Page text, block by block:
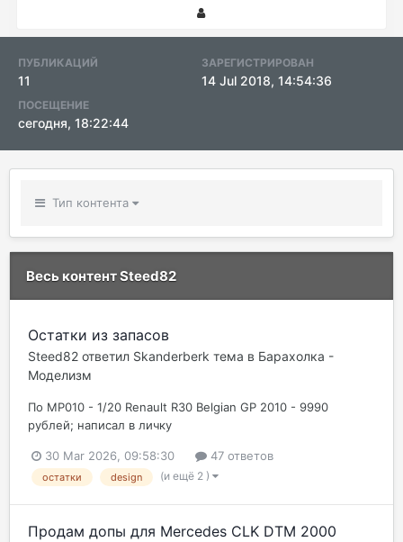
ПУБЛИКАЦИЙ
11
ЗАРЕГИСТРИРОВАН
14 Jul 2018, 14:54:36
ПОСЕЩЕНИЕ
сегодня, 18:22:44
Тип контента
Весь контент Steed82
Остатки из запасов
Steed82 ответил Skanderberk тема в Барахолка -
Моделизм
По MP010 - 1/20 Renault R30 Belgian GP 2010 - 9990
рублей; написал в личку
30 Mar 2026, 09:58:30 47 ответов
остатки design (и ещё 2 )
Продам допы для Mercedes CLK DTM 2000